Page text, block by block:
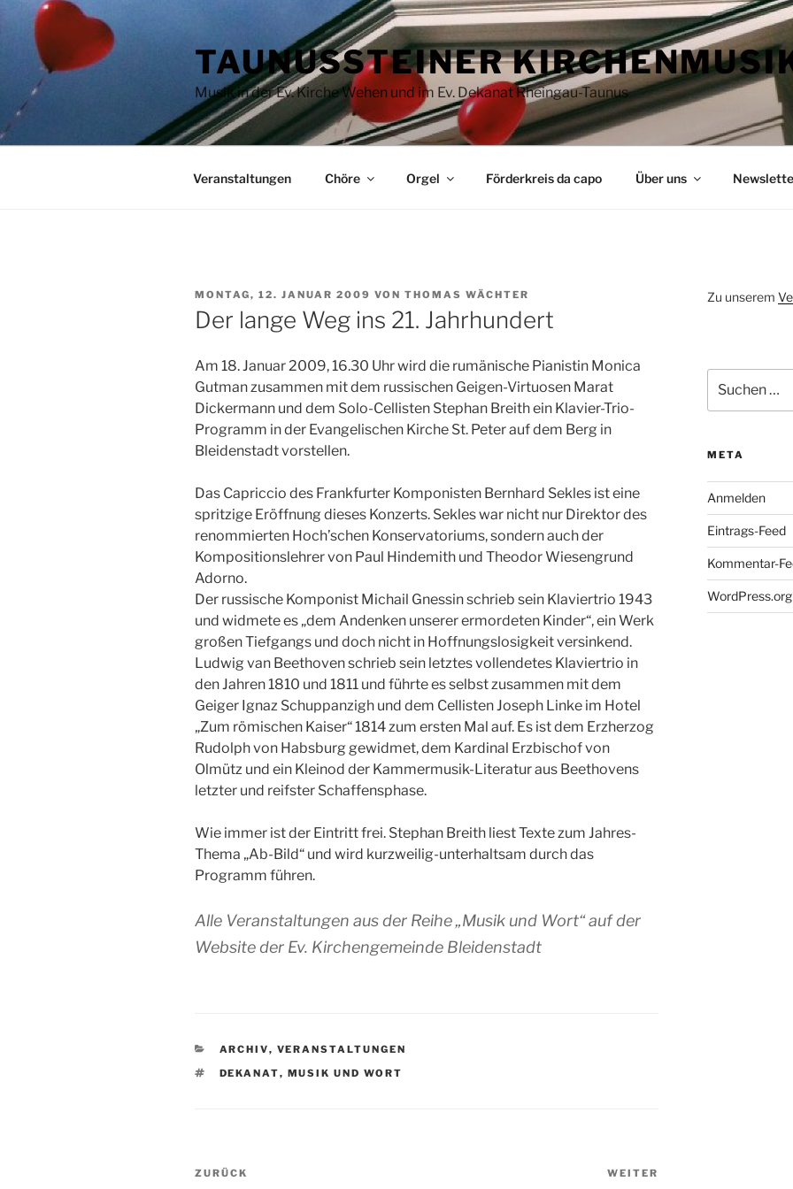
Zum
Inhalt
springen
TAUNUSSTEINER
Musik in der Ev. Kirche Wehen und im Ev. Dekanat Rheingau-Taunus
Veranstaltungen Chöre Orgel Förderkreis da capo Über uns
VERÖFFENTLICHT
AM
MONTAG, 12. JANUAR 2009 VON THOMAS WÄCHTER
Der lange Weg ins 21. Jahrhundert
Am 18. Januar 2009, 16.30 Uhr wird die rumänische Pianistin Monica
Gutman zusammen mit dem russischen Geigen-Virtuosen Marat
Dickermann und dem Solo-Cellisten Stephan Breith ein Klavier-Trio-
Programm in der Evangelischen Kirche St. Peter auf dem Berg in
Bleidenstadt vorstellen.
Das Capriccio des Frankfurter Komponisten Bernhard Sekles ist eine
spritzige Eröffnung dieses Konzerts. Sekles war nicht nur Direktor des
renommierten Hoch’schen Konservatoriums, sondern auch der
Kompositionslehrer von Paul Hindemith und Theodor Wiesengrund
Adorno.
Der russische Komponist Michail Gnessin schrieb sein Klaviertrio 1943
und widmete es „dem Andenken unserer ermordeten Kinder“, ein Werk
großen Tiefgangs und doch nicht in Hoffnungslosigkeit versinkend.
Ludwig van Beethoven schrieb sein letztes vollendetes Klaviertrio in
den Jahren 1810 und 1811 und führte es selbst zusammen mit dem
Geiger Ignaz Schuppanzigh und dem Cellisten Joseph Linke im Hotel
„Zum römischen Kaiser“ 1814 zum ersten Mal auf. Es ist dem Erzherzog
Rudolph von Habsburg gewidmet, dem Kardinal Erzbischof von
Olmütz und ein Kleinod der Kammermusik-Literatur aus Beethovens
letzter und reifster Schaffensphase.
Wie immer ist der Eintritt frei. Stephan Breith liest Texte zum Jahres-
Thema „Ab-Bild“ und wird kurzweilig-unterhaltsam durch das
Programm führen.
Alle Veranstaltungen aus der Reihe „Musik und Wort“ auf der
Website der Ev. Kirchengemeinde Bleidenstadt
KATEGORIEN
ARCHIV, VERANSTALTUNGEN
SCHLAGWÖRTER
DEKANAT, MUSIK UND WORT
Beitragsnavigation
Vorheriger
ZURÜCK WEITER
Zu unserem
nach:
META
Anmelden
Eintrags-Feed
Kommentar-
WordPress.org